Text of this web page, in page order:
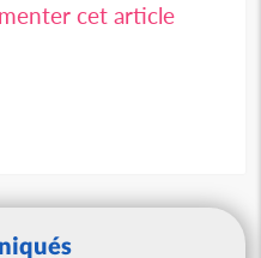
cet article